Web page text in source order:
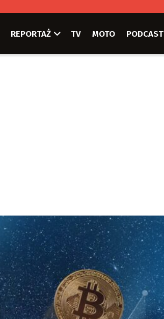
REPORTAŻ TV MOTO